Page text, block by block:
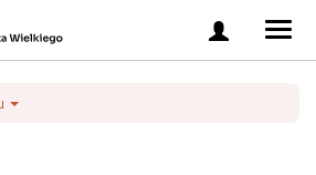
Zaloguj
się